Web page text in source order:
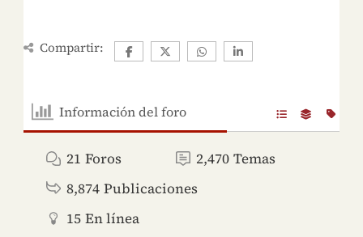
Compartir:
Información del foro
21 Foros 2,470 Temas
8,874 Publicaciones
15 En línea